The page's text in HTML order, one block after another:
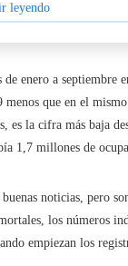
leyendo
enero a
que en el
es la cifra más baja
1,7 millones de
noticias, pero
los números
empiezan los